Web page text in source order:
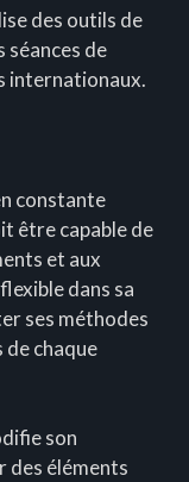
des outils de
de
internationaux.
constante
être capable de
et aux
dans sa
ses méthodes
de chaque
son
des éléments